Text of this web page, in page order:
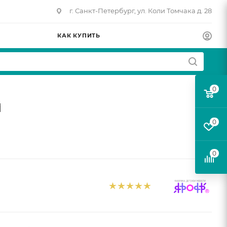
г. Санкт-Петербург, ул. Коли Томчака д. 28
КАК КУПИТЬ
0
0
0